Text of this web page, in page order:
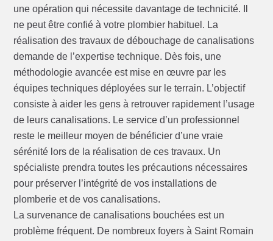
une opération qui nécessite davantage de technicité. Il
ne peut être confié à votre plombier habituel. La
réalisation des travaux de débouchage de canalisations
demande de l’expertise technique. Dès fois, une
méthodologie avancée est mise en œuvre par les
équipes techniques déployées sur le terrain. L’objectif
consiste à aider les gens à retrouver rapidement l’usage
de leurs canalisations. Le service d’un professionnel
reste le meilleur moyen de bénéficier d’une vraie
sérénité lors de la réalisation de ces travaux. Un
spécialiste prendra toutes les précautions nécessaires
pour préserver l’intégrité de vos installations de
plomberie et de vos canalisations.
La survenance de canalisations bouchées est un
problème fréquent. De nombreux foyers à Saint Romain